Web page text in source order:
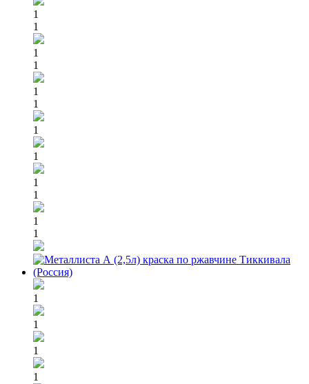
1
1
1
1
1
1
1
1
1
1
1
1
1
1
1
1